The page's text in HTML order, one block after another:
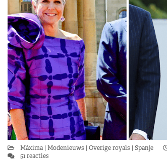
Máxima Modenieuws Overige royals Spanje
51 reacties